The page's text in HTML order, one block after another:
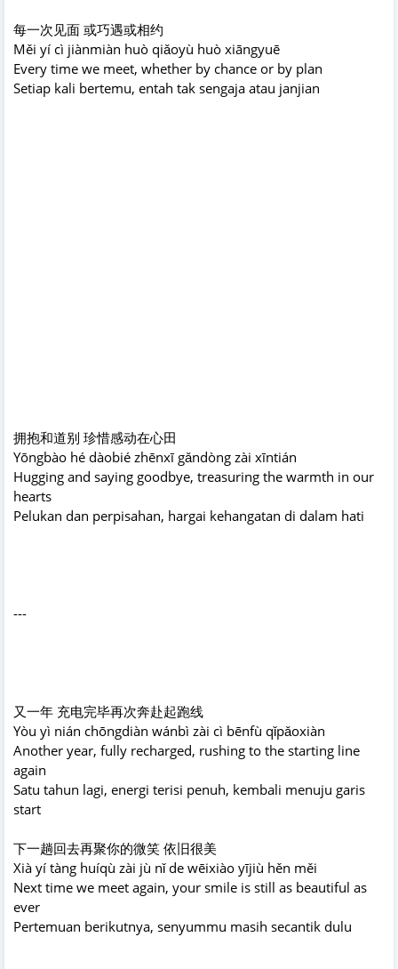
每一次见面 或巧遇或相约
Měi yí cì jiànmiàn huò qiǎoyù huò xiāngyuē
Every time we meet, whether by chance or by plan
Setiap kali bertemu, entah tak sengaja atau janjian
拥抱和道别 珍惜感动在心田
Yōngbào hé dàobié zhēnxī gǎndòng zài xīntián
Hugging and saying goodbye, treasuring the warmth in our
hearts
Pelukan dan perpisahan, hargai kehangatan di dalam hati
---
又一年 充电完毕再次奔赴起跑线
Yòu yì nián chōngdiàn wánbì zài cì bēnfù qǐpǎoxiàn
Another year, fully recharged, rushing to the starting line
again
Satu tahun lagi, energi terisi penuh, kembali menuju garis
start
下一趟回去再聚你的微笑 依旧很美
Xià yí tàng huíqù zài jù nǐ de wēixiào yījiù hěn měi
Next time we meet again, your smile is still as beautiful as
ever
Pertemuan berikutnya, senyummu masih secantik dulu